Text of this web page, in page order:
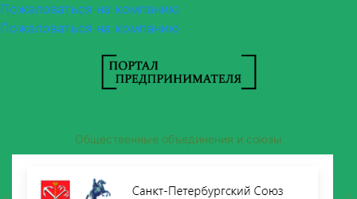
Пожаловаться на компанию
Пожаловаться на компанию
Общественные объединения и союзы